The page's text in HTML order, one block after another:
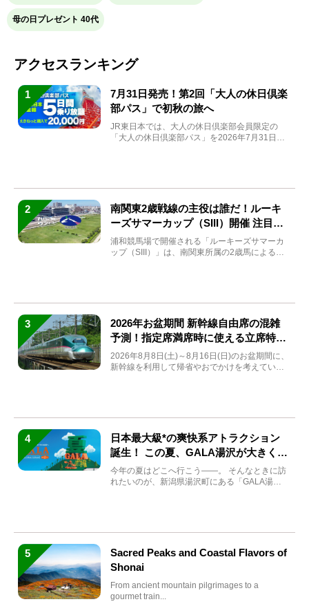
母の日プレゼント 40代
アクセスランキング
1
7月31日発売！第2回「大人の休日倶楽
部パス」で初秋の旅へ
JR東日本では、大人の休日倶楽部会員限定の
「大人の休日倶楽部パス」を2026年7月31日
2
南関東2歳戦線の主役は誰だ！ルーキ
ーズサマーカップ（SIII）開催 注目馬
と見どころをチェック
浦和競馬場で開催される「ルーキーズサマーカ
ップ（SIII）」は、南関東所属の2歳馬による注
3
2026年お盆期間 新幹線自由席の混雑
予測！指定席満席時に使える立席特急
券も解説
2026年8月8日(土)～8月16日(日)のお盆期間に、
新幹線を利用して帰省やおでかけを考えている
4
日本最大級*の爽快系アトラクション
誕生！ この夏、GALA湯沢が大きく生
まれ変わる
今年の夏はどこへ行こう――。 そんなときに訪
れたいのが、新潟県湯沢町にある「GALA湯
5
Sacred Peaks and Coastal Flavors of
Shonai
From ancient mountain pilgrimages to a
gourmet train...